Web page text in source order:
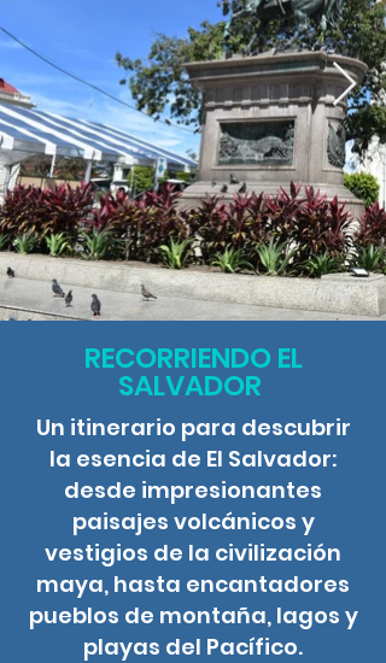
RECORRIENDO EL
SALVADOR
Un itinerario para descubrir
la esencia de El Salvador:
desde impresionantes
paisajes volcánicos y
vestigios de la civilización
maya, hasta encantadores
pueblos de montaña, lagos y
playas del Pacífico.